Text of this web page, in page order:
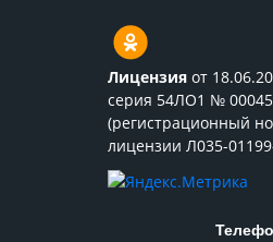
Лицензия от
серия 54ЛО1 №
(регистрационный
лицензии Л035-